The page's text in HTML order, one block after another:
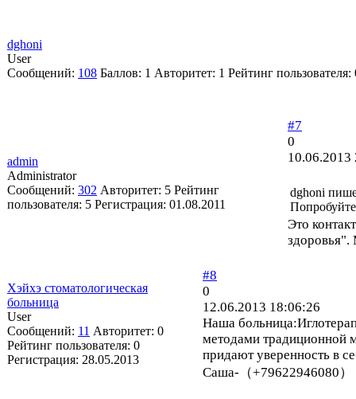
dghoni
User
Сообщений: 108 Баллов: 1 Авторитет: 1 Рейтинг пользователя:
admin
Administrator
Сообщений: 302 Авторитет: 5 Рейтинг
пользователя: 5 Регистрация: 01.08.2011
#7
0
10.06.2013
dghoni
Это
здоровья".
Хэйхэ стоматологическая
больница
User
Сообщений: 11 Авторитет: 0
Рейтинг пользователя: 0
Регистрация: 28.05.2013
#8
0
12.06.2013 18:06:26
Наша
методами традиционной
придают уверенность в
Саша-（+79622946080）